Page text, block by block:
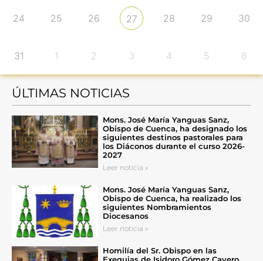
24 25 26 27 28 29 30
31 1 2 3 4 5 6
ÚLTIMAS NOTICIAS
Mons. José María Yanguas Sanz,
Obispo de Cuenca, ha designado los
siguientes destinos pastorales para
los Diáconos durante el curso 2026-
2027
Leer noticia »
Mons. José María Yanguas Sanz,
Obispo de Cuenca, ha realizado los
siguientes Nombramientos
Diocesanos
Leer noticia »
Homilía del Sr. Obispo en las
Exequias de Isidoro Gómez Cavero